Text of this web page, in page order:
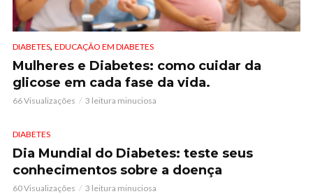
DIABETES, EDUCAÇÃO EM DIABETES
Mulheres e Diabetes: como cuidar da
glicose em cada fase da vida.
66 Visualizações 3 leitura minuciosa
DIABETES
Dia Mundial do Diabetes: teste seus
conhecimentos sobre a doença
60 Visualizações 3 leitura minuciosa